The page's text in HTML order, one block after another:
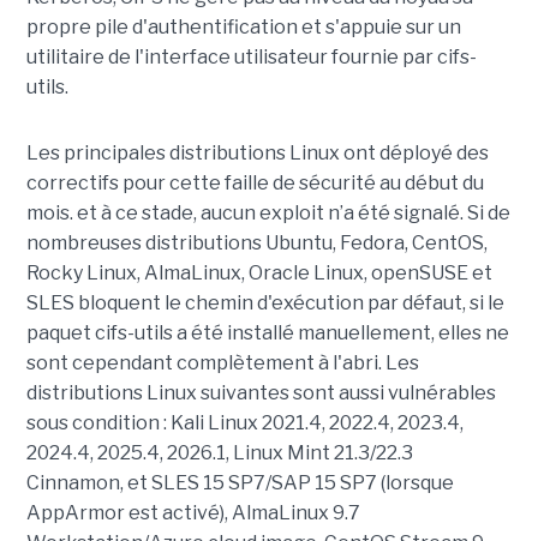
propre pile d'authentification et s'appuie sur un
utilitaire de l'interface utilisateur fournie par cifs-
utils.
Les principales distributions Linux ont déployé des
correctifs pour cette faille de sécurité au début du
mois. et à ce stade, aucun exploit n’a été signalé. Si de
nombreuses distributions Ubuntu, Fedora, CentOS,
Rocky Linux, AlmaLinux, Oracle Linux, openSUSE et
SLES bloquent le chemin d'exécution par défaut, si le
paquet cifs-utils a été installé manuellement, elles ne
sont cependant complètement à l'abri. Les
distributions Linux suivantes sont aussi vulnérables
sous condition : Kali Linux 2021.4, 2022.4, 2023.4,
2024.4, 2025.4, 2026.1, Linux Mint 21.3/22.3
Cinnamon, et SLES 15 SP7/SAP 15 SP7 (lorsque
AppArmor est activé), AlmaLinux 9.7